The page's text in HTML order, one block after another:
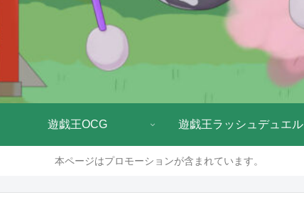
遊戯王OCG 遊戯王ラッシュデュエル
本ページはプロモーションが含まれています。